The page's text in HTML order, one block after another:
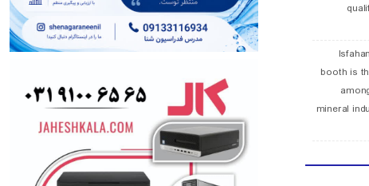
booth is
mineral